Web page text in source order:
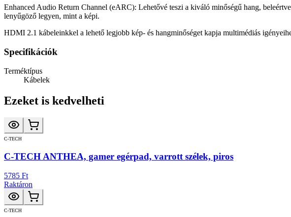
Enhanced Audio Return Channel (eARC): Lehetővé teszi a kiváló minőségű hang,
lenyűgöző legyen, mint a képi.
HDMI 2.1 kábeleinkkel a lehető legjobb kép- és hangminőséget kapja multimédiás
Specifikációk
Terméktípus
Kábelek
Ezeket is kedvelheti
C-TECH
C-TECH ANTHEA, gamer egérpad, varrott szélek, piros
5785 Ft
Raktáron
C-TECH